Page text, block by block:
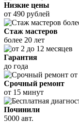
Низкие цены
от 490 рублей
Стаж мастеров
более 20 лет
Гарантия
до года
Срочный ремонт
от 15 минут
Починили
5000 авт.